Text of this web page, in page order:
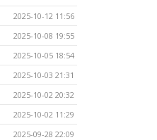
2025-10-12 11:56
2025-10-08 19:55
2025-10-05 18:54
2025-10-03 21:31
2025-10-02 20:32
2025-10-02 11:29
2025-09-28 22:09